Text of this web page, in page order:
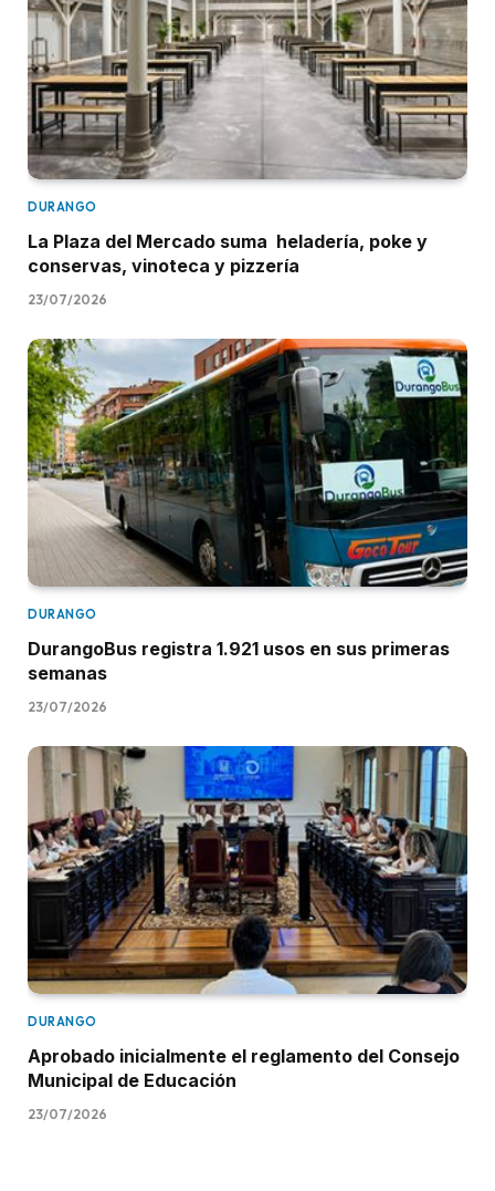
DURANGO
La Plaza del Mercado suma heladería, poke y
conservas, vinoteca y pizzería
23/07/2026
DURANGO
DurangoBus registra 1.921 usos en sus primeras
semanas
23/07/2026
DURANGO
Aprobado inicialmente el reglamento del Consejo
Municipal de Educación
23/07/2026